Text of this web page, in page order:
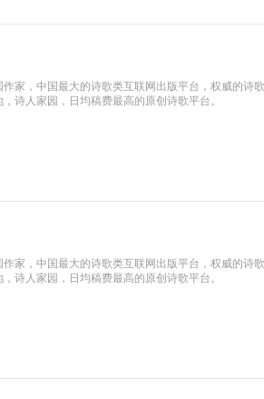
家，中国最大的诗歌类互联网出版平台，权威的诗
诗人家园，日均稿费最高的原创诗歌平台。
家，中国最大的诗歌类互联网出版平台，权威的诗
诗人家园，日均稿费最高的原创诗歌平台。